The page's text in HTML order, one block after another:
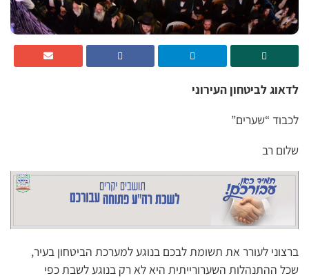
לדאוג לביטחון העירוני
לכבוד “שערים”
שלום רב
ברצוני לעורר את תשומת לבכם בנוגע למערכת הביטחון בעיר,
שכל ההתנהלות השערורייתית היא לא רק בנוגע לשבת כפי